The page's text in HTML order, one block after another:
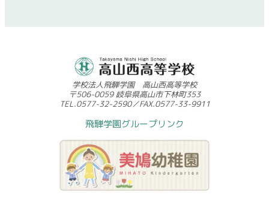
学校法人飛騨学園 高山西高等学校
〒506-0059 岐阜県高山市下林町353
TEL.0577-32-2590／FAX.0577-33-9911
飛騨学園グループリンク